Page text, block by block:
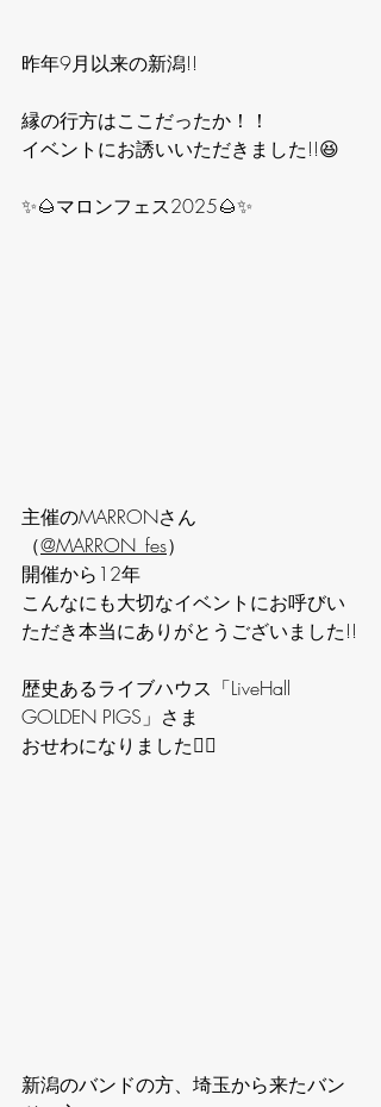
昨年9月以来の新潟!!
縁の行方はここだったか！！
イベントにお誘いいただきました!!😆
✨🌰マロンフェス2025🌰✨
主催のMARRONさん
（@MARRON_fes）
開催から12年
こんなにも大切なイベントにお呼びい
ただき本当にありがとうございました!!
歴史あるライブハウス「LiveHall
GOLDEN PIGS」さま
おせわになりました🙇‍♂️
新潟のバンドの方、埼玉から来たバン